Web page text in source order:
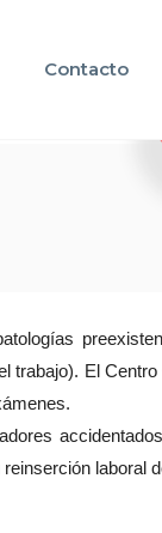
Contacto
trabajo). El
laboral